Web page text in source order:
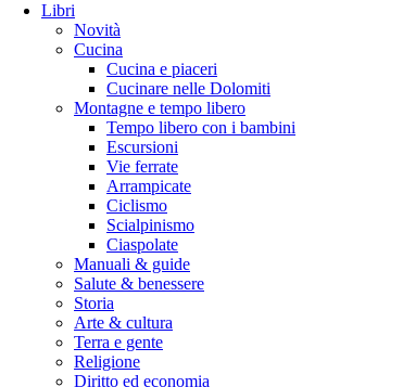
Libri
Novità
Cucina
Cucina e piaceri
Cucinare nelle Dolomiti
Montagne e tempo libero
Tempo libero con i bambini
Escursioni
Vie ferrate
Arrampicate
Ciclismo
Scialpinismo
Ciaspolate
Manuali & guide
Salute & benessere
Storia
Arte & cultura
Terra e gente
Religione
Diritto ed economia